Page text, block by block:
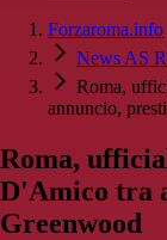
Forzaroma.info
News AS
Roma,
annuncio,
Roma,
D'Amico tra
Greenwood